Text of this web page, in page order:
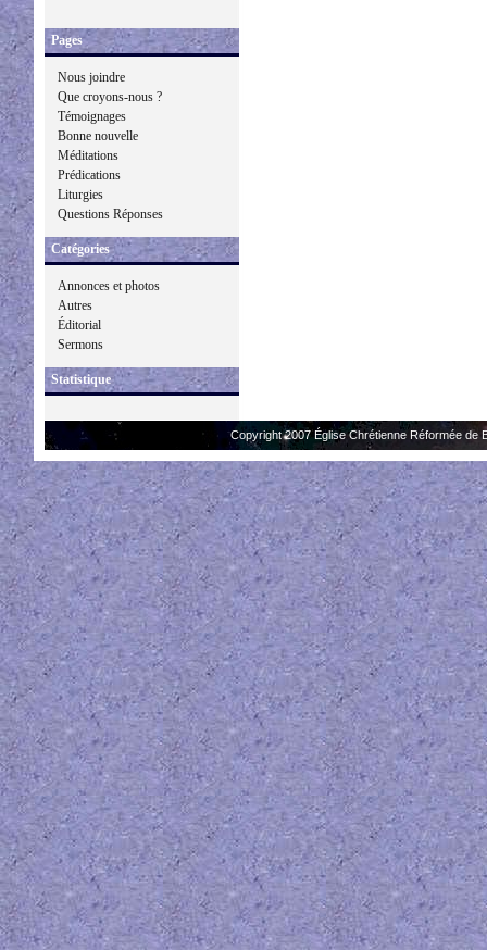
Pages
Nous joindre
Que croyons-nous ?
Témoignages
Bonne nouvelle
Méditations
Prédications
Liturgies
Questions Réponses
Catégories
Annonces et photos
Autres
Éditorial
Sermons
Statistique
Copyright 2007 Église Chrétienne Réformée de